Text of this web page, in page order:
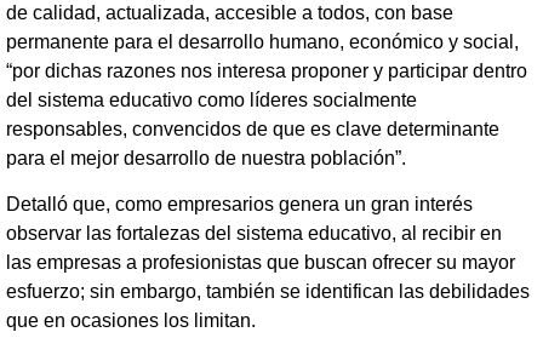
de calidad, actualizada, accesible a todos, con base
permanente para el desarrollo humano, económico y social,
“por dichas razones nos interesa proponer y participar dentro
del sistema educativo como líderes socialmente
responsables, convencidos de que es clave determinante
para el mejor desarrollo de nuestra población”.
Detalló que, como empresarios genera un gran interés
observar las fortalezas del sistema educativo, al recibir en
las empresas a profesionistas que buscan ofrecer su mayor
esfuerzo; sin embargo, también se identifican las debilidades
que en ocasiones los limitan.